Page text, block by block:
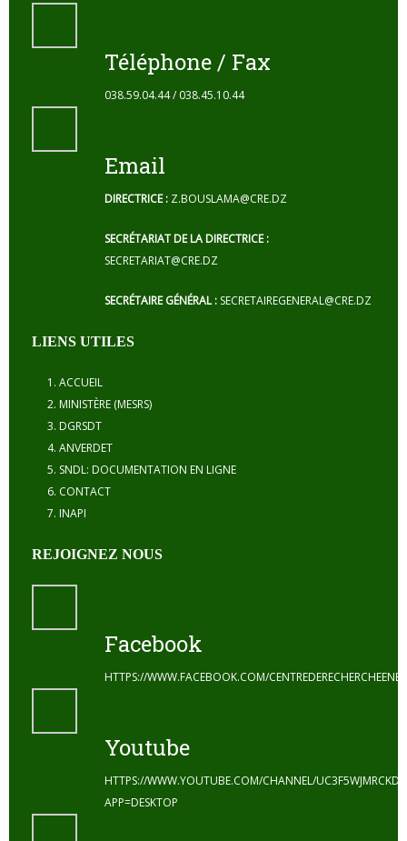
Téléphone / Fax
038.59.04.44 / 038.45.10.44
Email
DIRECTRICE : Z.BOUSLAMA@CRE.DZ
SECRÉTARIAT DE LA DIRECTRICE :
SECRETARIAT@CRE.DZ
SECRÉTAIRE GÉNÉRAL : SECRETAIREGENERAL@CRE.DZ
LIENS UTILES
ACCUEIL
MINISTÈRE (MESRS)
DGRSDT
ANVERDET
SNDL: DOCUMENTATION EN LIGNE
CONTACT
INAPI
REJOIGNEZ NOUS
Facebook
HTTPS://WWW.FACEBOOK.COM/
Youtube
HTTPS://WWW.YOUTUBE.COM/CHANNEL/
APP=DESKTOP